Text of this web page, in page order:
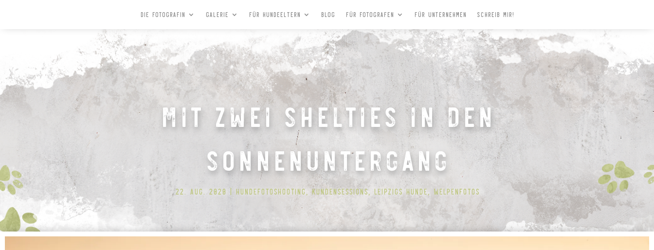
Die Fotografin Galerie Für Hundeeltern Blog Für Fotografen Für Unternehmen Schreib mir!
Mit zwei Shelties in den
Sonnenuntergang
22. Aug. 2020 Hundefotoshooting , Kundensessions, Leipzigs Hunde, Welpenfotos